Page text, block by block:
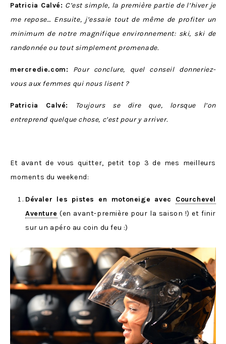
Patricia Calvé: C’est simple, la première partie de l’hiver je
me repose… Ensuite, j’essaie tout de même de profiter un
minimum de notre magnifique environnement: ski, ski de
randonnée ou tout simplement promenade.
mercredie.com:
Pour conclure, quel conseil donneriez-
vous aux femmes qui nous lisent ?
Patricia Calvé:
Toujours se dire que, lorsque l’on
entreprend quelque chose, c’est pour y arriver.
Et avant de vous quitter, petit top 3 de mes meilleurs
moments du weekend:
Dévaler les pistes en motoneige avec Courchevel
Aventure (en avant-première pour la saison !) et finir
sur un apéro au coin du feu :)